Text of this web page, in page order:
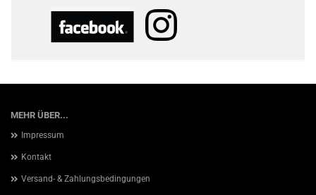
MEHR ÜBER...
Impressum
Kontakt
Versand- & Zahlungsbedingungen